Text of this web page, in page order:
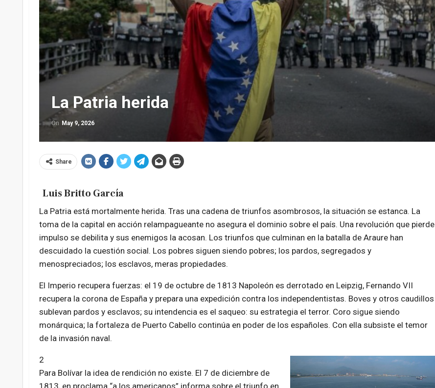
La Patria herida
On May 9, 2026
Share
Luis Britto García
La Patria está mortalmente herida. Tras una cadena de triunfos asombrosos, la situación se estanca. La
toma de la capital en acción relampagueante no asegura el dominio sobre el país. Una revolución que pierde
impulso se debilita y sus enemigos la acosan. Los triunfos que culminan en la batalla de Araure han
descuidado la cuestión social. Los pobres siguen siendo pobres; los pardos, segregados y
menospreciados; los esclavos, meras propiedades.
El Imperio recupera fuerzas: el 19 de octubre de 1813 Napoleón es derrotado en Leipzig, Fernando VII
recupera la corona de España y prepara una expedición contra los independentistas. Boves y otros caudillos
sublevan pardos y esclavos; su intendencia es el saqueo: su estrategia el terror. Coro sigue siendo
monárquica; la fortaleza de Puerto Cabello continúa en poder de los españoles. Con ella subsiste el temor
de la invasión naval.
2
Para Bolívar la idea de rendición no existe. El 7 de diciembre de